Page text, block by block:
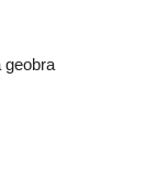
geobra